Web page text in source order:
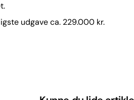
udgave ca. 229.000 kr.